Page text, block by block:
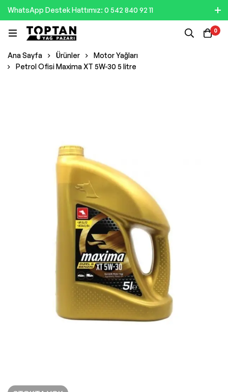
WhatsApp Destek Hattımız: 0 542 840 92 11
0
Ana Sayfa Ürünler
Motor Yağları
Petrol Ofisi Maxima XT 5W-30 5 litre